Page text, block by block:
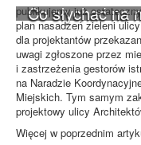
Co słychać na
publikujemy już
plan nasadzeń zieleni
dla projektantów
uwagi zgłoszone przez
i zastrzeżenia gestorów
na Naradzie
Miejskich. Tym samym
projektowy ulicy
Więcej w poprzednim